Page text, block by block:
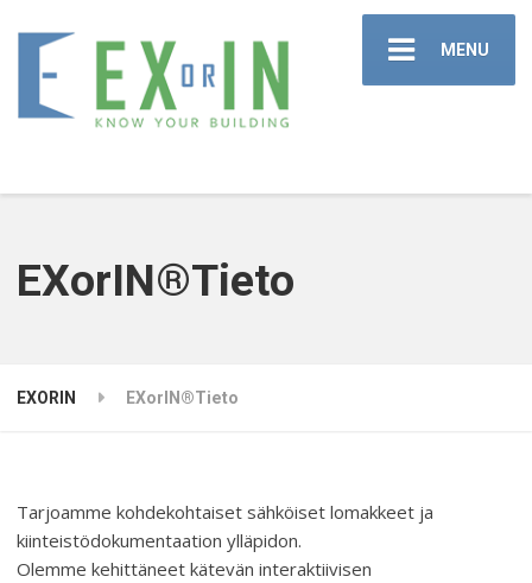
MENU
EXorIN®Tieto
EXORIN EXorIN®Tieto
Tarjoamme kohdekohtaiset sähköiset lomakkeet ja
kiinteistödokumentaation ylläpidon.
Olemme kehittäneet kätevän interaktiivisen